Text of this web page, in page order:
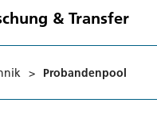
& Transfer
> Probandenpool